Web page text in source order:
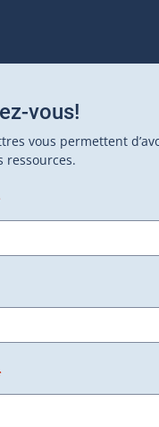
vous!
vous permettent
ressources.